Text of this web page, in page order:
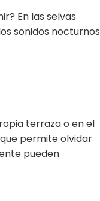
En las selvas
sonidos nocturnos
terraza o en el
permite olvidar
pueden